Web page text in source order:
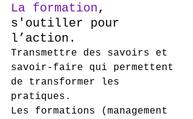
La formation,
s'outiller pour
l’action.
Transmettre des savoirs et
savoir-faire qui permettent
de transformer les
pratiques.
Les formations (management